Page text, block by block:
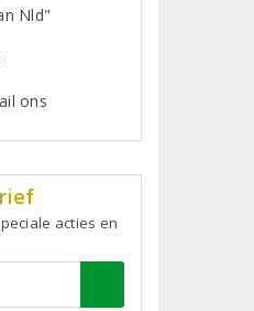
Nld"
ons
acties en